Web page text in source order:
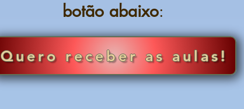
botão abaixo:
Quero receber as aulas!